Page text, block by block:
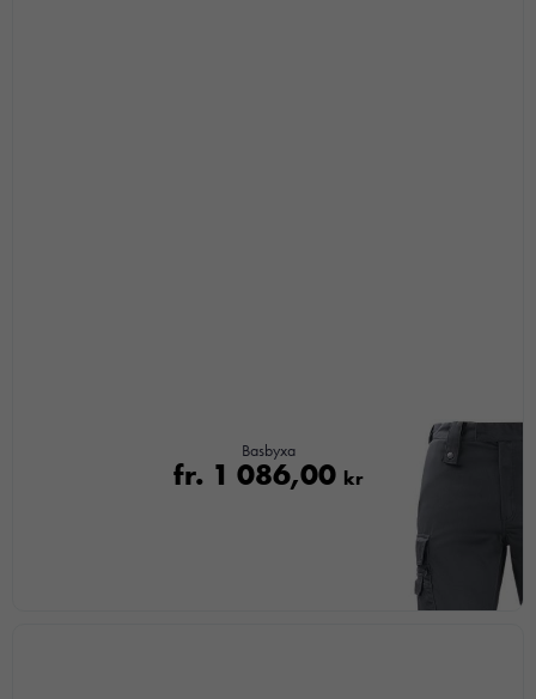
Basbyxa
fr. 1 086,00 kr